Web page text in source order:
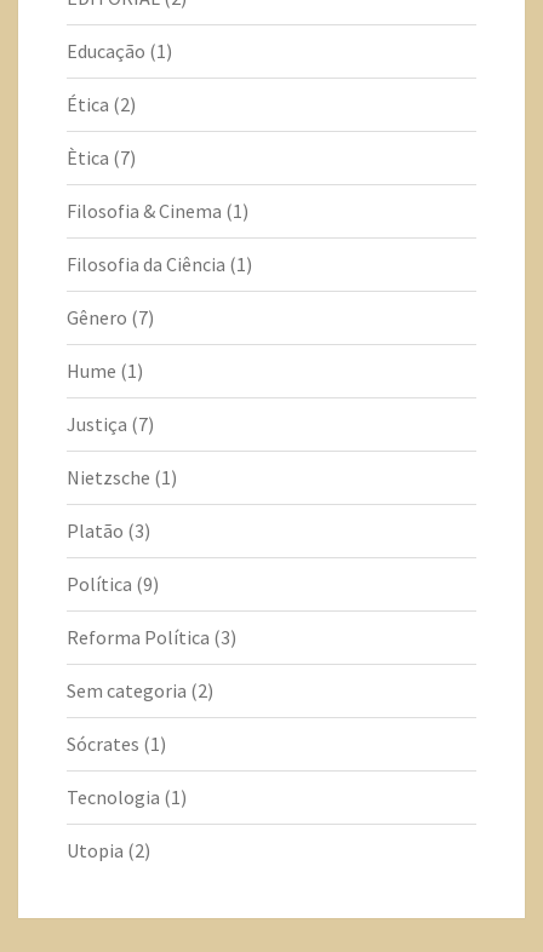
Educação (1)
Ética (2)
Ètica (7)
Filosofia & Cinema (1)
Filosofia da Ciência (1)
Gênero (7)
Hume (1)
Justiça (7)
Nietzsche (1)
Platão (3)
Política (9)
Reforma Política (3)
Sem categoria (2)
Sócrates (1)
Tecnologia (1)
Utopia (2)